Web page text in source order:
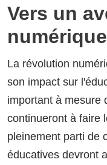
Vers un
numérique
La révolution
son impact sur
important à mesure
continueront à faire
pleinement parti de
éducatives devront